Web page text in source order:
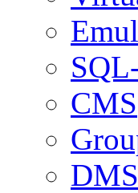
CMS
DMS